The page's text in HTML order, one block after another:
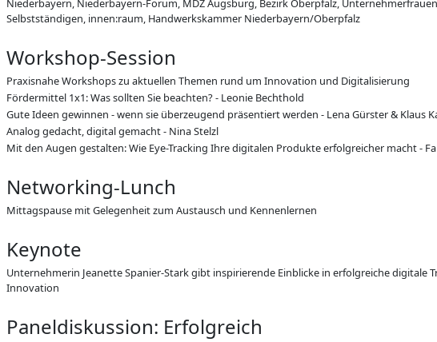
Niederbayern, Niederbayern-Forum, MDZ Augsburg, Bezirk Oberpfalz,
Selbstständigen, innen:raum, Handwerkskammer Niederbayern/Oberpfalz
Workshop-Session
Praxisnahe Workshops zu aktuellen Themen rund um Innovation und Digitalisierung
Fördermittel 1x1: Was sollten Sie beachten? - Leonie Bechthold
Gute Ideen gewinnen - wenn sie überzeugend präsentiert werden - Lena Gürster & Klaus
Analog gedacht, digital gemacht - Nina Stelzl
Mit den Augen gestalten: Wie Eye-Tracking Ihre digitalen Produkte erfolgreicher macht -
Networking-Lunch
Mittagspause mit Gelegenheit zum Austausch und Kennenlernen
Keynote
Unternehmerin Jeanette Spanier-Stark gibt inspirierende Einblicke in erfolgreiche digitale
Innovation
Paneldiskussion: Erfolgreich